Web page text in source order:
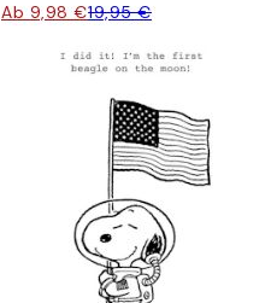
Ab 9,98 €19,95 €